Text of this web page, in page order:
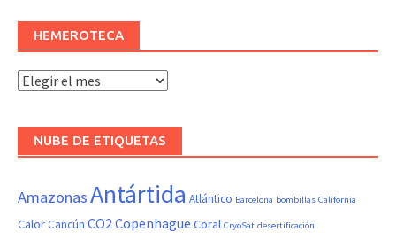
HEMEROTECA
Hemeroteca
NUBE DE ETIQUETAS
AmazonasAntártida Atlántico Barcelona bombillas California
Calor Cancún CO2Copenhague Coral CryoSat desertificación